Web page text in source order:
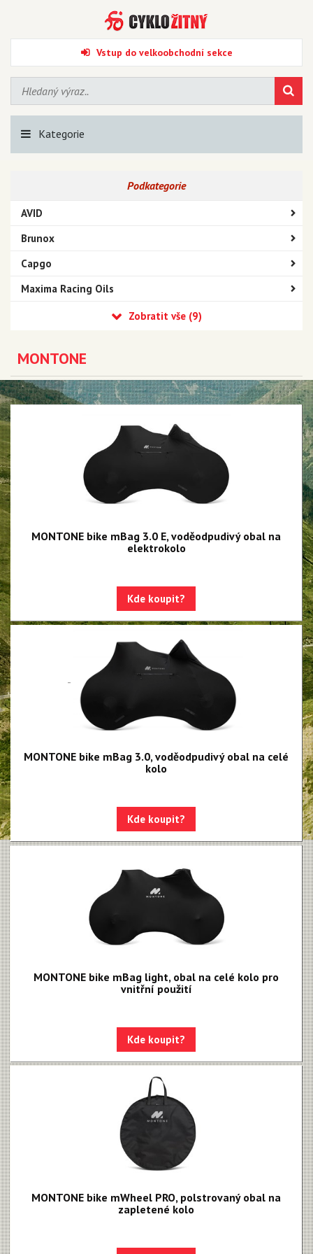
Vstup do velkoobchodní sekce
Kategorie
Podkategorie
AVID
Brunox
Capgo
Maxima Racing Oils
Cyklostar
Panasonic
MONTONE
MONTONE bike mBag 3.0 E, voděodpudivý obal na
elektrokolo
Kde koupit?
MONTONE bike mBag 3.0, voděodpudivý obal na celé
kolo
Kde koupit?
MONTONE bike mBag light, obal na celé kolo pro
vnitřní použití
Kde koupit?
MONTONE bike mWheel PRO, polstrovaný obal na
zapletené kolo